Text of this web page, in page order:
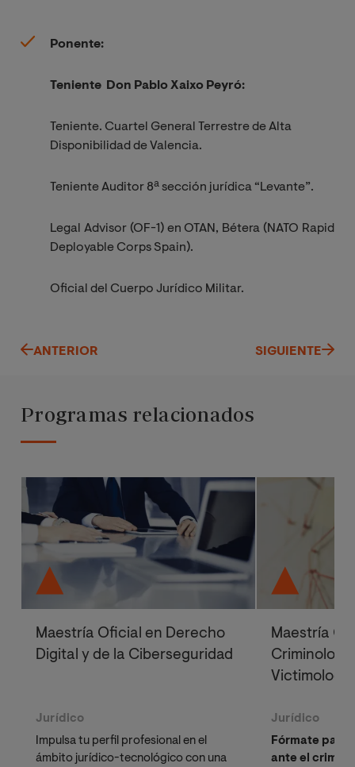
Ponente:
Teniente Don Pablo Xaixo Peyró:
Teniente. Cuartel General Terrestre de Alta
Disponibilidad de Valencia.
Teniente Auditor 8ª sección jurídica “Levante”.
Legal Advisor (OF-1) en OTAN, Bétera (NATO Rapid
Deployable Corps Spain).
Oficial del Cuerpo Jurídico Militar.
ANTERIOR SIGUIENTE
Programas relacionados
Maestría Oficial en Derecho
Digital y de la Ciberseguridad
Jurídico
Impulsa tu perfil profesional en el
ámbito jurídico-tecnológico con una
Maestría
Victimología
Jurídico
Fórmate para
ante el crimen